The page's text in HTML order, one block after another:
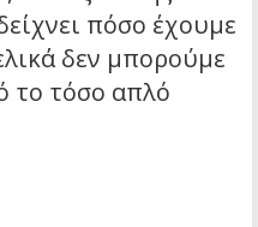
πόσο έχουμε
δεν μπορούμε
το τόσο απλό